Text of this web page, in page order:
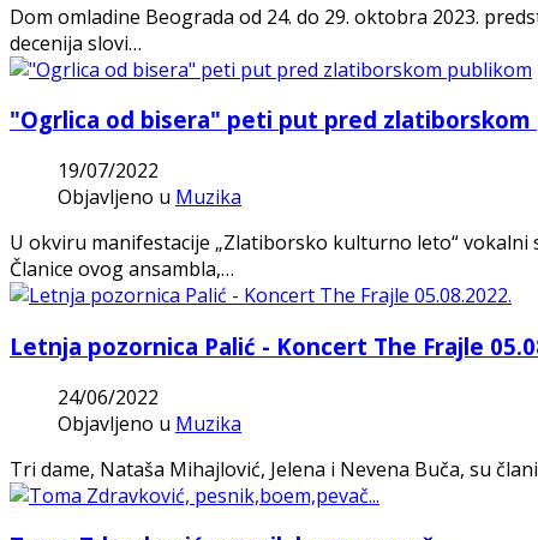
Dom omladine Beograda od 24. do 29. oktobra 2023.
decenija slovi…
"Ogrlica od bisera" peti put pred zlatiborskom
19/07/2022
Objavljeno u Muzika
U okviru manifestacije „Zlatiborsko kulturno leto“
Članice ovog ansambla,…
Letnja pozornica Palić - Koncert The Frajle
24/06/2022
Objavljeno u Muzika
Tri dame, Nataša Mihajlović, Jelena i Nevena Buča, su